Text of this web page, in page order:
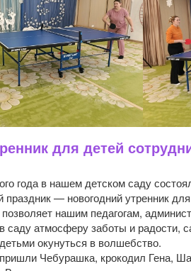
для детей
года в нашем детском саду
— новогодний утренник
нашим педагогам,
саду атмосферу заботы и радости,
окунуться в волшебство.
Чебурашка, крокодил Гена,